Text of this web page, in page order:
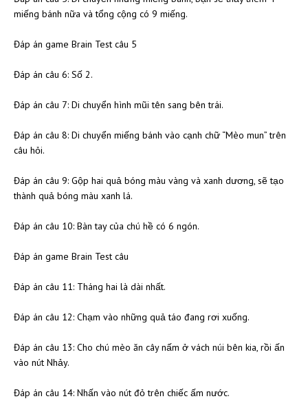
miếng bánh nữa và tổng cộng có 9 miếng.
Đáp án game Brain Test câu 5
Đáp án câu 6: Số 2.
Đáp án câu 7: Di chuyển hình mũi tên sang bên trái.
Đáp án câu 8: Di chuyển miếng bánh vào cạnh chữ “Mèo mun” trên
câu hỏi.
Đáp án câu 9: Gộp hai quả bóng màu vàng và xanh dương, sẽ tạo
thành quả bóng màu xanh lá.
Đáp án câu 10: Bàn tay của chú hề có 6 ngón.
Đáp án game Brain Test câu
Đáp án câu 11: Tháng hai là dài nhất.
Đáp án câu 12: Chạm vào những quả táo đang rơi xuống.
Đáp án câu 13: Cho chú mèo ăn cây nấm ở vách núi bên kia, rồi ấn
vào nút Nhảy.
Đáp án câu 14: Nhấn vào nút đỏ trên chiếc ấm nước.